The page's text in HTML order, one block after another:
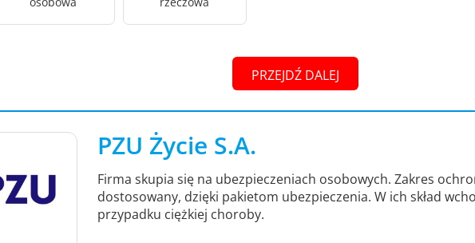
PRZEJDŹ DALEJ
PZU Życie S.A.
Firma skupia się na ubezpieczeniach osobowych. Zakres
dostosowany, dzięki pakietom ubezpieczenia. W ich skład
przypadku ciężkiej choroby.